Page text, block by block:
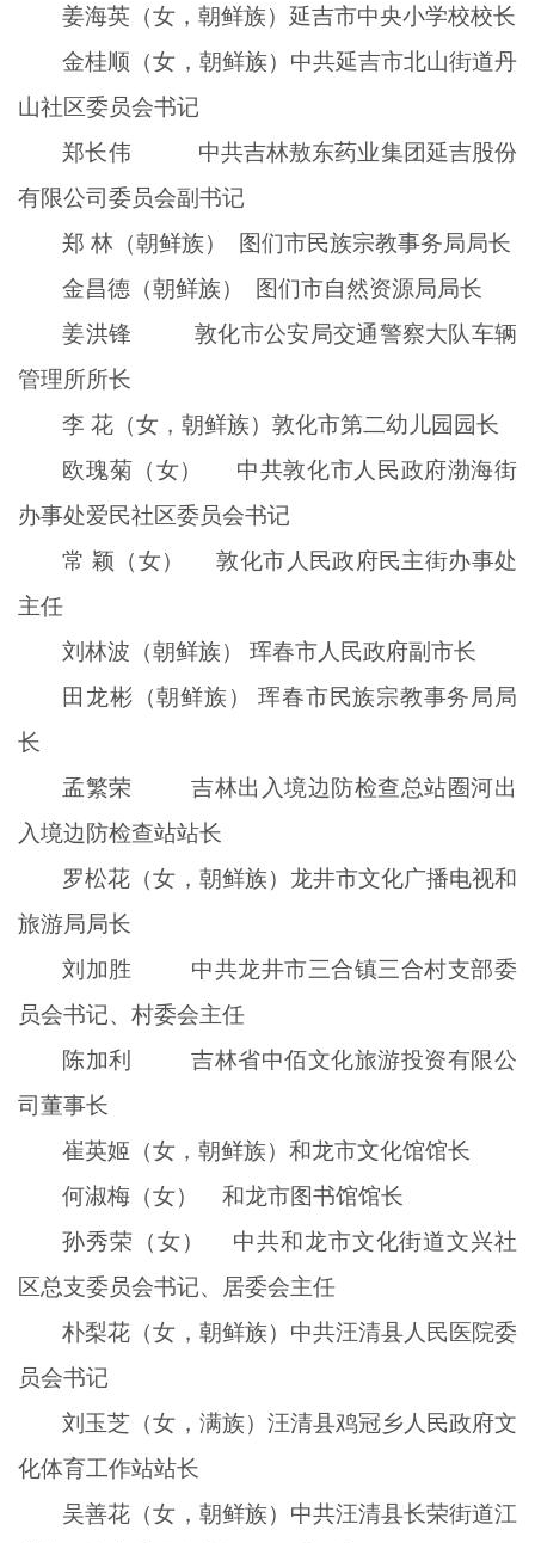
姜海英（女，朝鲜族）延吉市中央小学校校长
金桂顺（女，朝鲜族）中共延吉市北山街道丹
山社区委员会书记
郑长伟 中共吉林敖东药业集团延吉股份
有限公司委员会副书记
郑 林（朝鲜族） 图们市民族宗教事务局局长
金昌德（朝鲜族） 图们市自然资源局局长
姜洪锋 敦化市公安局交通警察大队车辆
管理所所长
李 花（女，朝鲜族）敦化市第二幼儿园园长
欧瑰菊（女） 中共敦化市人民政府渤海街
办事处爱民社区委员会书记
常 颖（女） 敦化市人民政府民主街办事处
主任
刘林波（朝鲜族） 珲春市人民政府副市长
田龙彬（朝鲜族） 珲春市民族宗教事务局局
长
孟繁荣 吉林出入境边防检查总站圈河出
入境边防检查站站长
罗松花（女，朝鲜族）龙井市文化广播电视和
旅游局局长
刘加胜 中共龙井市三合镇三合村支部委
员会书记、村委会主任
陈加利 吉林省中佰文化旅游投资有限公
司董事长
崔英姬（女，朝鲜族）和龙市文化馆馆长
何淑梅（女） 和龙市图书馆馆长
孙秀荣（女） 中共和龙市文化街道文兴社
区总支委员会书记、居委会主任
朴梨花（女，朝鲜族）中共汪清县人民医院委
员会书记
刘玉芝（女，满族）汪清县鸡冠乡人民政府文
化体育工作站站长
吴善花（女，朝鲜族）中共汪清县长荣街道江